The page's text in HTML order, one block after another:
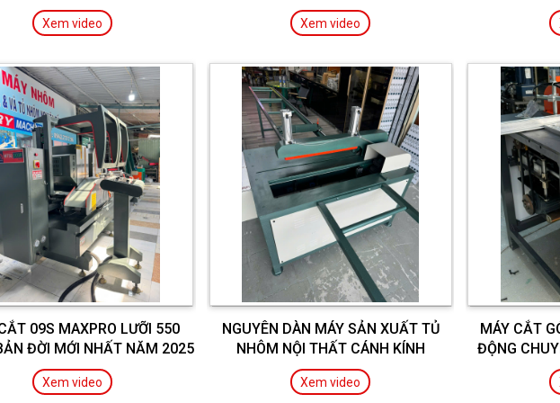
Xem video Xem video
09S MAXPRO LƯỠI 550
ĐỜI MỚI NHẤT NĂM 2025
Xem video
NGUYÊN DÀN MÁY SẢN XUẤT TỦ
NHÔM NỘI THẤT CÁNH KÍNH
Xem video
MÁY CẮT
ĐỘNG